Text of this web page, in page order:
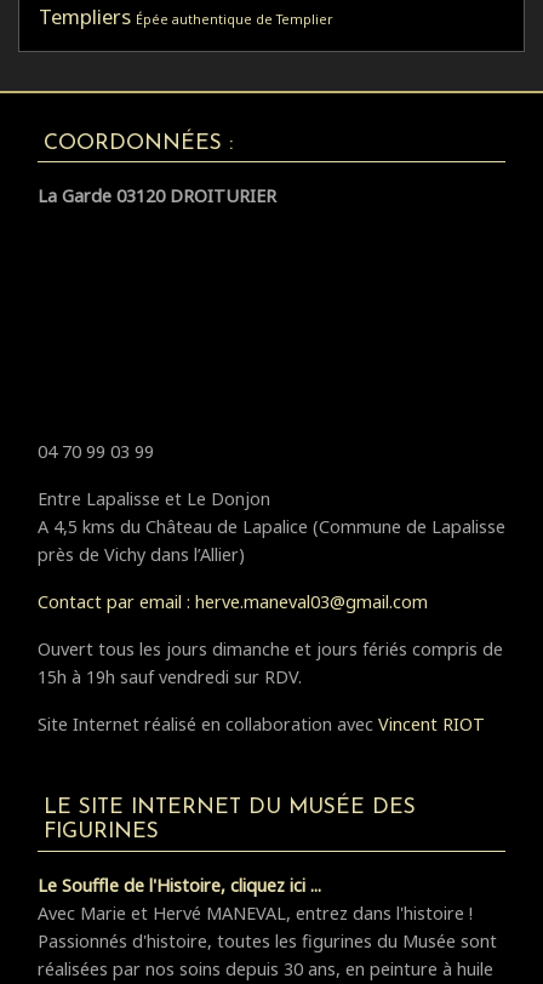
Templiers Épée authentique de Templier
COORDONNÉES :
La Garde 03120 DROITURIER
04 70 99 03 99
Entre Lapalisse et Le Donjon
A 4,5 kms du Château de Lapalice (Commune de Lapalisse
près de Vichy dans l’Allier)
Contact par email : herve.maneval03@gmail.com
Ouvert tous les jours dimanche et jours fériés compris de
15h à 19h sauf vendredi sur RDV.
Site Internet réalisé en collaboration avec Vincent RIOT
LE SITE INTERNET DU MUSÉE DES
FIGURINES
Le Souffle de l'Histoire, cliquez ici ...
Avec Marie et Hervé MANEVAL, entrez dans l'histoire !
Passionnés d'histoire, toutes les figurines du Musée sont
réalisées par nos soins depuis 30 ans, en peinture à huile